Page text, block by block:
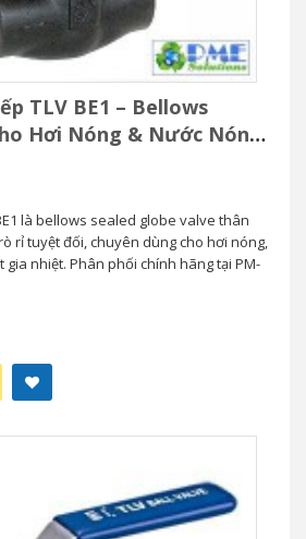
TLV BE1 – Bellows
Hơi Nóng & Nước Nóng
là bellows sealed globe valve thân
rỉ tuyệt đối, chuyên dùng cho hơi nóng,
nhiệt. Phân phối chính hãng tại PM-